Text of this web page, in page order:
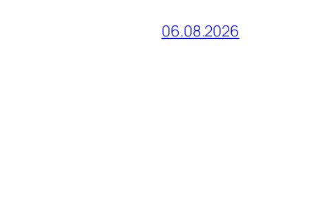
06.08.2026